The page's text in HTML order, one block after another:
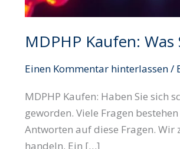
MDPHP Kaufen:
Einen Kommentar hinterlassen/
MDPHP Kaufen: Haben Sie sich
geworden. Viele Fragen
Antworten auf diese Fragen. Wir
handeln. Ein […]